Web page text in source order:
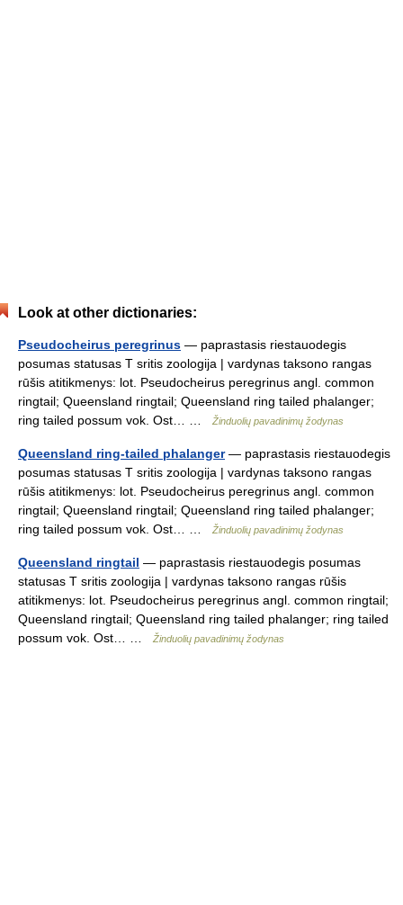
Look at other dictionaries:
Pseudocheirus peregrinus — paprastasis riestauodegis
posumas statusas T sritis zoologija | vardynas taksono rangas
rūšis atitikmenys: lot. Pseudocheirus peregrinus angl. common
ringtail; Queensland ringtail; Queensland ring tailed phalanger;
ring tailed possum vok. Ost… …
Žinduolių pavadinimų žodynas
Queensland ring-tailed phalanger— paprastasis riestauodegis
posumas statusas T sritis zoologija | vardynas taksono rangas
rūšis atitikmenys: lot. Pseudocheirus peregrinus angl. common
ringtail; Queensland ringtail; Queensland ring tailed phalanger;
ring tailed possum vok. Ost… …
Žinduolių pavadinimų žodynas
Queensland ringtail — paprastasis riestauodegis posumas
statusas T sritis zoologija | vardynas taksono rangas rūšis
atitikmenys: lot. Pseudocheirus peregrinus angl. common ringtail;
Queensland ringtail; Queensland ring tailed phalanger; ring tailed
possum vok. Ost… …
Žinduolių pavadinimų žodynas